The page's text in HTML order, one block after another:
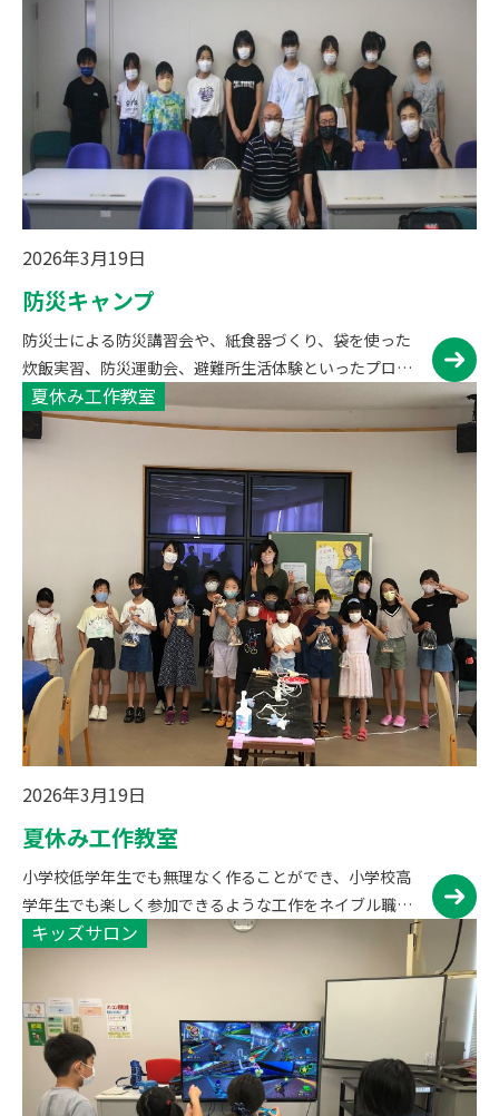
2026年3月19日
防災キャンプ
防災士による防災講習会や、紙食器づくり、袋を使った
炊飯実習、防災運動会、避難所生活体験といったプログ
ラムを行い、子どもたちに「防災」について楽しく学ん
でいただきます。 活動写真（令和4年度） 開会式 防災講
習会 紙食器づ…
夏休み工作教室
2026年3月19日
夏休み工作教室
小学校低学年生でも無理なく作ることができ、小学校高
学年生でも楽しく参加できるような工作をネイブル職員
が考え、実施します。作った作品は夏休みの自由工作に
も提出いただけます。 活動写真（令和5年度） 参加者募
キッズサロン